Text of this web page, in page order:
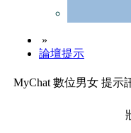
»
論壇提示
MyChat 數位男女 提示